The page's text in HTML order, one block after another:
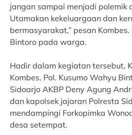
jangan sampai menjadi polemik
Utamakan kekeluargaan dan
bermasyarakat,” pesan Kombes.
Bintoro pada warga.
Hadir dalam kegiatan tersebut,
Kombes. Pol. Kusumo Wahyu
Sidoarjo AKBP Deny Agung
dan kapolsek jajaran Polresta
mendampingi Forkopimka
desa setempat.